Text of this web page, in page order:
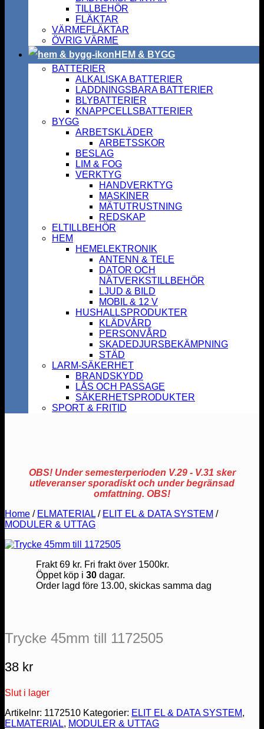
TILLBEHÖR
FLÄKTAR
VÄRMEFLÄKTAR
ÖVRIG VÄRME
HEM & BYGG
BATTERIER
ALKALISKA BATTERIER
LADDNINGSBARA BATTERIER
BLYBATTERIER
KNAPPCELLSBATTERIER
BYGG
ARBETSKLÄDER
ARBETSSKOR
BESLAG
LIM & FOG
VERKTYG
HANDVERKTYG
MASKINER
MÄTUTRUSTNING
REDSKAP
ELTILLBEHÖR
HEM
HEMELEKTRONIK
ANTENN & TELE
DATOR OCH
NÄTVERKSTILLBEHÖR
LJUD & BILD
MOBIL & 12 V
HUSHALLSPRODUKTER
KLÄDVÅRD
PERSONVÅRD
SKADEDJURSBEKÄMPNING
STÄD
LARM-SÄKERHET
BRANDSKYDD
LÅS OCH PASSAGE
SÄKERHETSPRODUKTER
SPORT & FRITID
OBS! Under semesterperioden V.29 - V.31 sker
utleveranser sporadiskt och under begränsad
omfattning. OBS!
Home / ELMATERIAL / ELIT EL & DATA SYSTEM /
MODULER & UTTAG
Frakt 69 kr. Fri frakt över 1500kr.
Öppet köp i 30dagar.
Order lagd före 13.00, skickas samma dag
Trycke 45mm till 1172505
38 kr
Slut i lager
Artikelnr: 1172510 Kategorier: ELIT EL & DATA SYSTEM,
ELMATERIAL, MODULER & UTTAG